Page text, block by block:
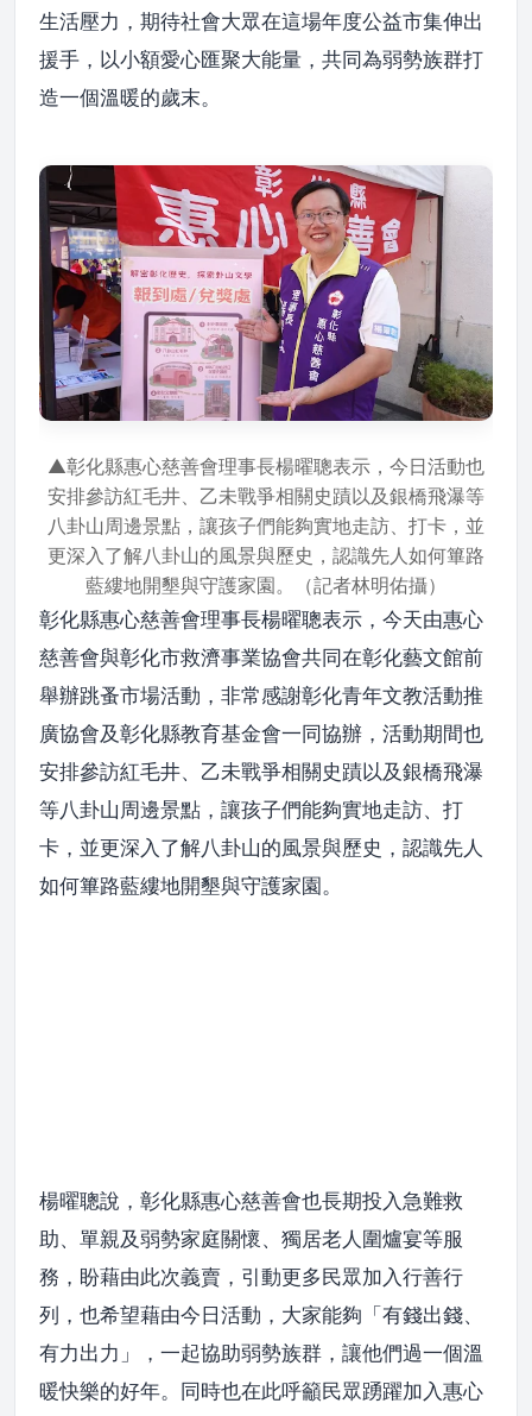
生活壓力，期待社會大眾在這場年度公益市集伸出
援手，以小額愛心匯聚大能量，共同為弱勢族群打
造一個溫暖的歲末。
▲彰化縣惠心慈善會理事長楊曜聰表示，今日活動也
安排參訪紅毛井、乙未戰爭相關史蹟以及銀橋飛瀑等
八卦山周邊景點，讓孩子們能夠實地走訪、打卡，並
更深入了解八卦山的風景與歷史，認識先人如何篳路
藍縷地開墾與守護家園。（記者林明佑攝）
彰化縣惠心慈善會理事長楊曜聰表示，今天由惠心
慈善會與彰化市救濟事業協會共同在彰化藝文館前
舉辦跳蚤市場活動，非常感謝彰化青年文教活動推
廣協會及彰化縣教育基金會一同協辦，活動期間也
安排參訪紅毛井、乙未戰爭相關史蹟以及銀橋飛瀑
等八卦山周邊景點，讓孩子們能夠實地走訪、打
卡，並更深入了解八卦山的風景與歷史，認識先人
如何篳路藍縷地開墾與守護家園。
楊曜聰說，彰化縣惠心慈善會也長期投入急難救
助、單親及弱勢家庭關懷、獨居老人圍爐宴等服
務，盼藉由此次義賣，引動更多民眾加入行善行
列，也希望藉由今日活動，大家能夠「有錢出錢、
有力出力」，一起協助弱勢族群，讓他們過一個溫
暖快樂的好年。同時也在此呼籲民眾踴躍加入惠心